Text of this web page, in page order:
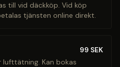
till vid däckköp. Vid köp
tjänsten online direkt.
99 SEK
lufttätning. Kan bokas